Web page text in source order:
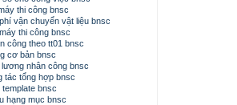
thi công bnsc
vận chuyển vật liệu bnsc
thi công bnsc
công theo tt01 bnsc
cơ bản bnsc
lương nhân công bnsc
tác tổng hợp bnsc
template bnsc
hạng mục bnsc